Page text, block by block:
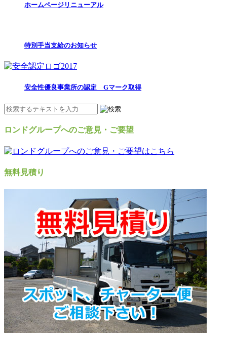
ホームページリニューアル
特別手当支給のお知らせ
安全性優良事業所の認定 Gマーク取得
ロンドグループへのご意見・ご要望
無料見積り